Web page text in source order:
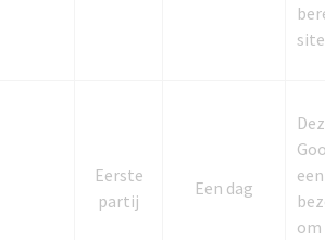
Eerste
partij
Een dag